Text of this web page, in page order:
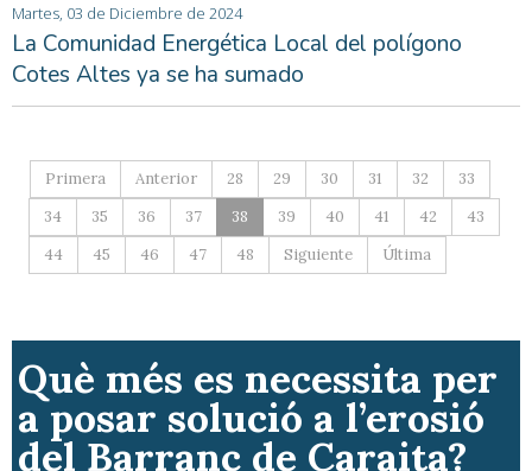
Martes, 03 de Diciembre de 2024
La Comunidad Energética Local del polígono
Cotes Altes ya se ha sumado
Primera Anterior 28 29 30 31 32
33
34
35 36 37 38 39 40 41 42
43
44
45 46 47 48 Siguiente Última
Què més es necessita per
a posar solució a l’erosió
del Barranc de Caraita?